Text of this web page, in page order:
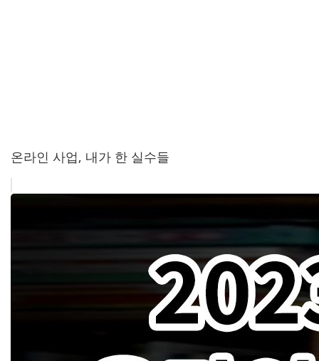
온라인 사업, 내가 한 실수들